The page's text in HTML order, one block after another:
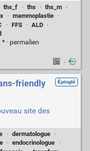
ths_f · ths · ths_m
·
· mammoplastie
·
· FFS · ALD
·
· permalien
·
Épinglé
friendly
site des
· dermatologue
·
· endocrinologue
·